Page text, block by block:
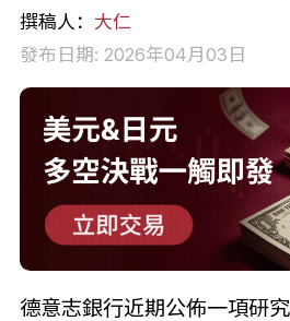
撰稿人： 大仁
發布日期: 2026年04月03日
德意志銀行近期公佈一項研